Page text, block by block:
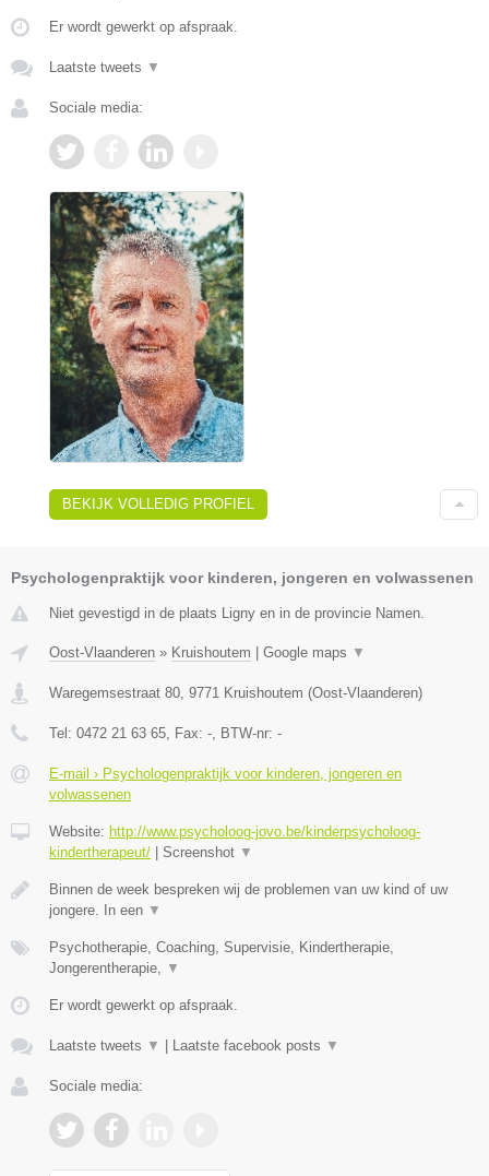
Er wordt gewerkt op afspraak.
Laatste tweets ▼
Sociale media:
BEKIJK VOLLEDIG PROFIEL
Psychologenpraktijk voor kinderen, jongeren en volwassenen
Niet gevestigd in de plaats Ligny en in de provincie Namen.
Oost-Vlaanderen » Kruishoutem Google maps ▼
Waregemsestraat 80, 9771 Kruishoutem (Oost-Vlaanderen)
Tel: 0472 21 63 65, Fax: -, BTW-nr: -
E-mail › Psychologenpraktijk voor kinderen, jongeren en
volwassenen
Website: http://www.psycholoog-jovo.be/kinderpsycholoog-
kindertherapeut/
Screenshot ▼
Binnen de week bespreken wij de problemen van uw kind of uw
jongere. In een ▼
Psychotherapie, Coaching, Supervisie, Kindertherapie,
Jongerentherapie, ▼
Er wordt gewerkt op afspraak.
Laatste tweets ▼ Laatste facebook posts ▼
Sociale media: